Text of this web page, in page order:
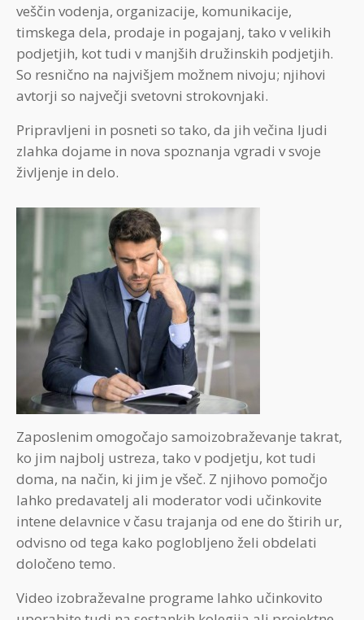
veščin vodenja, organizacije, komunikacije,
timskega dela, prodaje in pogajanj, tako v velikih
podjetjih, kot tudi v manjših družinskih podjetjih.
So resnično na najvišjem možnem nivoju; njihovi
avtorji so največji svetovni strokovnjaki.
Pripravljeni in posneti so tako, da jih večina ljudi
zlahka dojame in nova spoznanja vgradi v svoje
življenje in delo.
Zaposlenim omogočajo samoizobraževanje takrat,
ko jim najbolj ustreza, tako v podjetju, kot tudi
doma, na način, ki jim je všeč. Z njihovo pomočjo
lahko predavatelj ali moderator vodi učinkovite
intene delavnice v času trajanja od ene do štirih ur,
odvisno od tega kako poglobljeno želi obdelati
določeno temo.
Video izobraževalne programe lahko učinkovito